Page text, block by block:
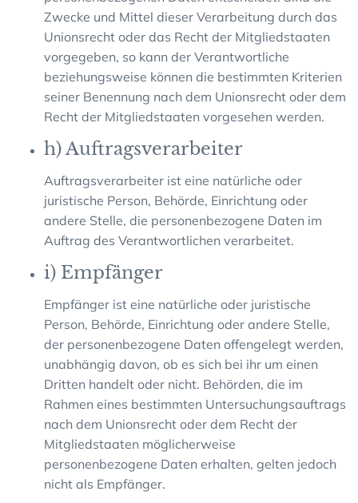
Zwecke und Mittel dieser Verarbeitung durch das
Unionsrecht oder das Recht der Mitgliedstaaten
vorgegeben, so kann der Verantwortliche
beziehungsweise können die bestimmten Kriterien
seiner Benennung nach dem Unionsrecht oder dem
Recht der Mitgliedstaaten vorgesehen werden.
h) Auftragsverarbeiter
Auftragsverarbeiter ist eine natürliche oder
juristische Person, Behörde, Einrichtung oder
andere Stelle, die personenbezogene Daten im
Auftrag des Verantwortlichen verarbeitet.
i) Empfänger
Empfänger ist eine natürliche oder juristische
Person, Behörde, Einrichtung oder andere Stelle,
der personenbezogene Daten offengelegt werden,
unabhängig davon, ob es sich bei ihr um einen
Dritten handelt oder nicht. Behörden, die im
Rahmen eines bestimmten Untersuchungsauftrags
nach dem Unionsrecht oder dem Recht der
Mitgliedstaaten möglicherweise
personenbezogene Daten erhalten, gelten jedoch
nicht als Empfänger.